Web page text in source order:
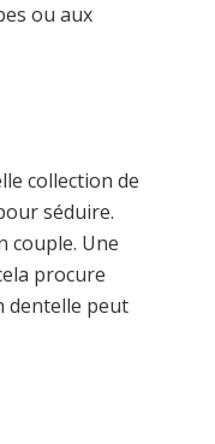
ou aux
collection de
séduire.
couple. Une
procure
dentelle peut